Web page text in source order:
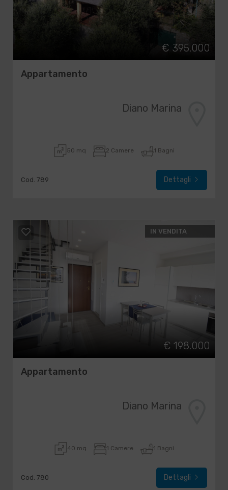
€ 395.000
Appartamento
Diano Marina
50 mq 2 Camere 1 Bagni
Cod. 789 Dettagli
IN VENDITA
€ 198.000
Appartamento
Diano Marina
40 mq 1 Camere 1 Bagni
Cod. 780 Dettagli